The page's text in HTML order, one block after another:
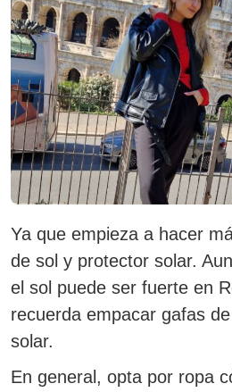
Ya que empieza a hacer
de sol y protector solar.
el sol puede ser fuerte en
recuerda empacar gafas
solar.
En general, opta por ropa